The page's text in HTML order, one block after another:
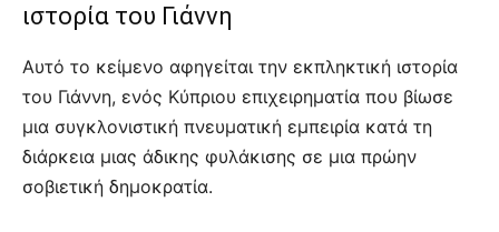
ιστορία του Γιάννη
Αυτό το κείμενο αφηγείται την εκπληκτική ιστορία
του Γιάννη, ενός Κύπριου επιχειρηματία που βίωσε
μια συγκλονιστική πνευματική εμπειρία κατά τη
διάρκεια μιας άδικης φυλάκισης σε μια πρώην
σοβιετική δημοκρατία.